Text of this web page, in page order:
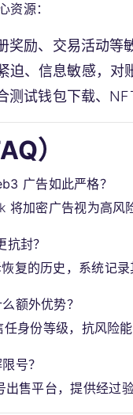
资源：
奖励、交易活动等
迫、信息敏感，对
测试钱包下载、
）
广告如此严格？
加密广告视为高风
封？
复的历史，系统记录
额外优势？
身份等级，抗风险能
号？
出售平台，提供经过